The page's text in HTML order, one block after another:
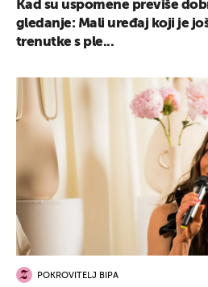
Kad su uspomene previše
gledanje: Mali uređaj koji je
trenutke s ple...
POKROVITELJ BIPA